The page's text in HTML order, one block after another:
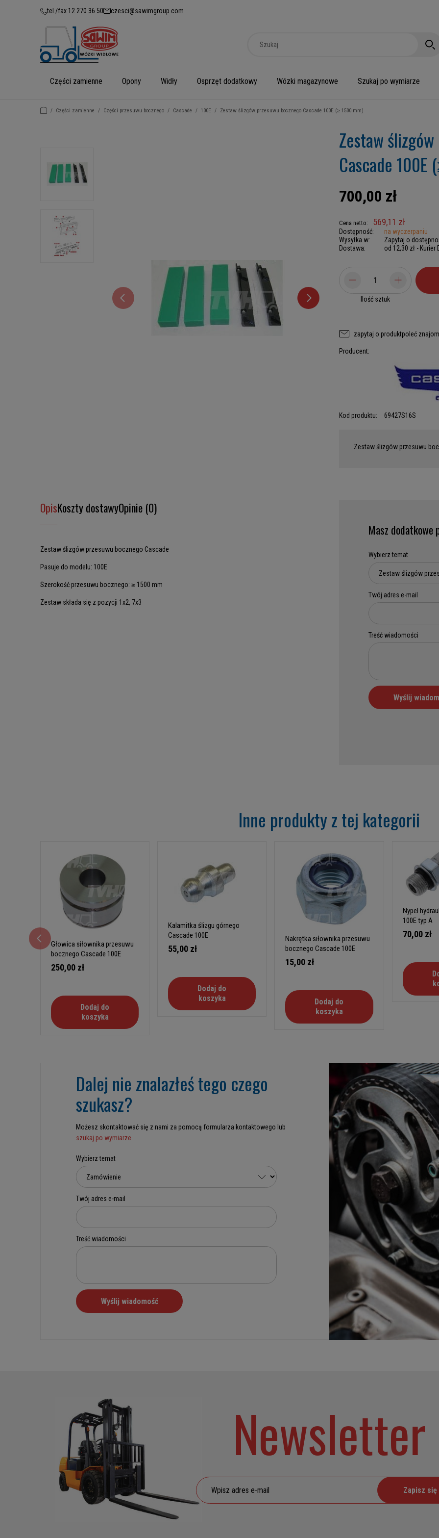
tel./fax 12 270 36 50 czesci@sawimgroup.com
Części zamienne Opony Widły Osprzęt dodatkowy Wózki magazynowe Szukaj po wymiarze
/ Części zamienne / Części przesuwu bocznego / Cascade / 100E / Zestaw ślizgów przesuwu bocznego Cascade 100E (≥ 1500 mm)
Zestaw
Cascade 100E
700,00 zł
Cena netto: 569,11 zł
Dostępność:
na wyczerpaniu
Wysyłka w:
Zapytaj o
Dostawa:
od 12,30 zł - Kurier
Ilość sztuk
zapytaj o produktpoleć
Producent:
Kod produktu: 69427S16S
Zestaw ślizgów przesuwu
OpisKoszty dostawyOpinie (0)
Zestaw ślizgów przesuwu bocznego Cascade
Pasuje do modelu: 100E
Szerokość przesuwu bocznego: ≥ 1500 mm
Zestaw składa się z pozycji 1x2, 7x3
Masz dodatkowe
Inne produkty z tej kategorii
Głowica siłownika przesuwu
bocznego Cascade 100E
250,00 zł
Dodaj do
koszyka
Kalamitka ślizgu górnego
Cascade 100E
55,00 zł
Dodaj do
koszyka
Nakrętka siłownika przesuwu
bocznego Cascade 100E
15,00 zł
Dodaj do
koszyka
Nypel
100E typ A
70,00 zł
Dalej nie znalazłeś tego czego
szukasz?
Możesz skontaktować się z nami za pomocą formularza kontaktowego lub
szukaj po wymiarze
Newsletter
Zapisz się